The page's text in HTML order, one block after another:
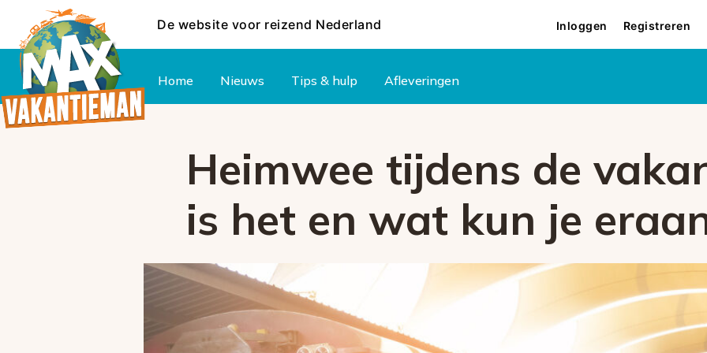
De website voor reizend Nederland Inloggen Registreren
Home Nieuws Tips & hulp Afleveringen
Heimwee tijdens de
is het en wat kun je